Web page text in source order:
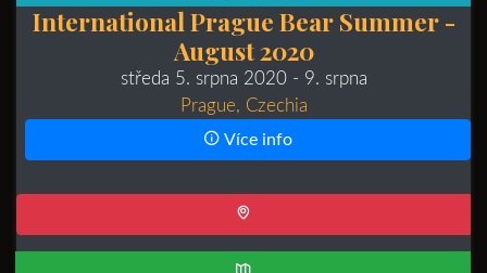
International Prague Bear Summer -
August 2020
středa 5. srpna 2020- 9. srpna
Prague, Czechia
Více info